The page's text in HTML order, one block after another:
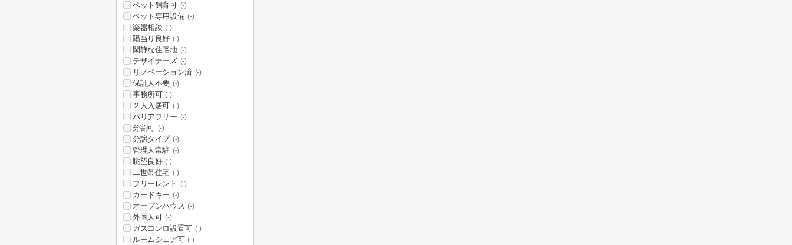
ペット飼育可 (-)
ペット専用設備 (-)
楽器相談 (-)
陽当り良好 (-)
閑静な住宅地 (-)
デザイナーズ (-)
リノベーション済 (-)
保証人不要 (-)
事務所可 (-)
２人入居可 (-)
バリアフリー (-)
分割可 (-)
分譲タイプ (-)
管理人常駐 (-)
眺望良好 (-)
二世帯住宅 (-)
フリーレント (-)
カードキー (-)
オープンハウス (-)
外国人可 (-)
ガスコンロ設置可 (-)
ルームシェア可 (-)